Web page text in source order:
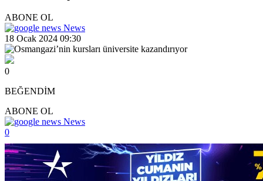
ABONE OL
News
18 Ocak 2024 09:30
0
BEĞENDİM
ABONE OL
News
0